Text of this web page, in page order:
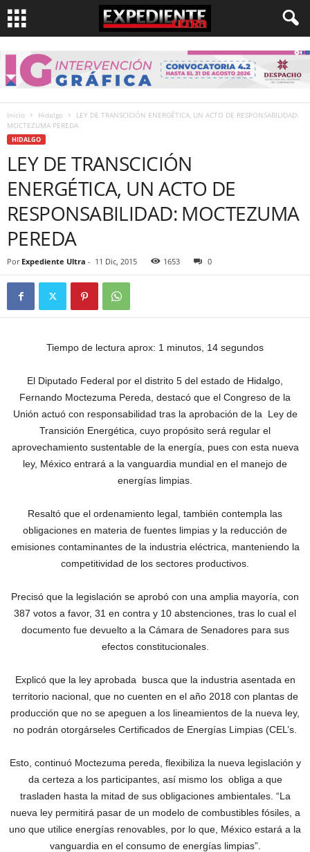
Inicio Hidalgo
LEY DE TRANSCICIÓN ENERGÉTICA, UN ACTO DE RESPONSABILIDAD:
MOCTEZUMA PEREDA
HIDALGO
LEY DE TRANSCICIÓN
ENERGÉTICA, UN ACTO DE
RESPONSABILIDAD: MOCTEZUMA
PEREDA
Por Expediente Ultra - 11 Dic, 2015 1653 0
Tiempo de lectura aprox: 1 minutos, 14 segundos
El Diputado Federal por el distrito 5 del estado de Hidalgo,
Fernando Moctezuma Pereda, destacó que el Congreso de la
Unión actuó con responsabilidad tras la aprobación de la Ley de
Transición Energética, cuyo propósito será regular el
aprovechamiento sustentable de la energía, pues con esta nueva
ley, México entrará a la vanguardia mundial en el manejo de
energías limpias.
Resaltó que el ordenamiento legal, también contempla las
obligaciones en materia de fuentes limpias y la reducción de
emisiones contaminantes de la industria eléctrica, manteniendo la
competitividad de los sectores productivos.
Precisó que la legislación se aprobó con una amplia mayoría, con
387 votos a favor, 31 en contra y 10 abstenciones, tras lo cual el
documento fue devuelto a la Cámara de Senadores para sus
efectos constitucionales.
Explicó que la ley aprobada busca que la industria asentada en
territorio nacional, que no cuenten en el año 2018 con plantas de
producción que no se apeguen a los lineamientos de la nueva ley,
no podrán otorgárseles Certificados de Energías Limpias (CEL’s.
Esto, continuó Moctezuma pereda, flexibiliza la nueva legislación y
da certeza a los participantes, así mismo los obliga a que
trasladen hasta la mitad de sus obligaciones ambientales. “La
nueva ley permitirá pasar de un modelo de combustibles fósiles, a
uno que utilice energías renovables, por lo que, México estará a la
vanguardia en el consumo de energías limpias”.